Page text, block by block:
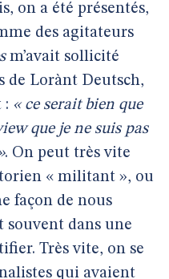
on a été présentés,
des agitateurs
m’avait sollicité
de Lorànt Deutsch,
: « ce serait bien que
que je ne suis pas
. On peut très vite
« militant », ou
façon de nous
dans une
Très vite, on se
qui avaient